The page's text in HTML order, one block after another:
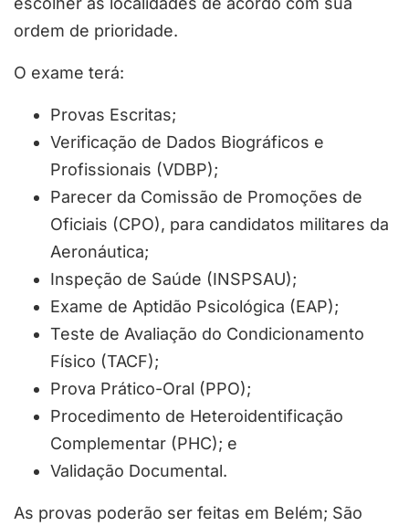
ordem de prioridade.
O exame terá:
Provas Escritas;
Verificação de Dados Biográficos e
Profissionais (VDBP);
Parecer da Comissão de Promoções de
Oficiais (CPO), para candidatos militares da
Aeronáutica;
Inspeção de Saúde (INSPSAU);
Exame de Aptidão Psicológica (EAP);
Teste de Avaliação do Condicionamento
Físico (TACF);
Prova Prático-Oral (PPO);
Procedimento de Heteroidentificação
Complementar (PHC); e
Validação Documental.
As provas poderão ser feitas em Belém; São